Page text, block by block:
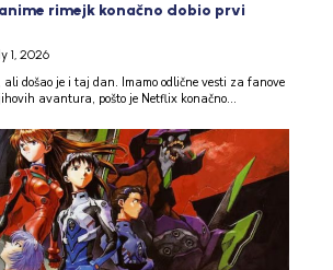
rimejk konačno dobio prvi
1, 2026
ali došao je i taj dan. Imamo odlične vesti za fanove
avantura, pošto je Netflix konačno...